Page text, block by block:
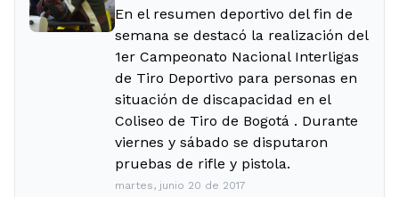
En el resumen deportivo del fin de
semana se destacó la realización del
1er Campeonato Nacional Interligas
de Tiro Deportivo para personas en
situación de discapacidad en el
Coliseo de Tiro de Bogotá . Durante
viernes y sábado se disputaron
pruebas de rifle y pistola.
martes, junio 20 de 2017